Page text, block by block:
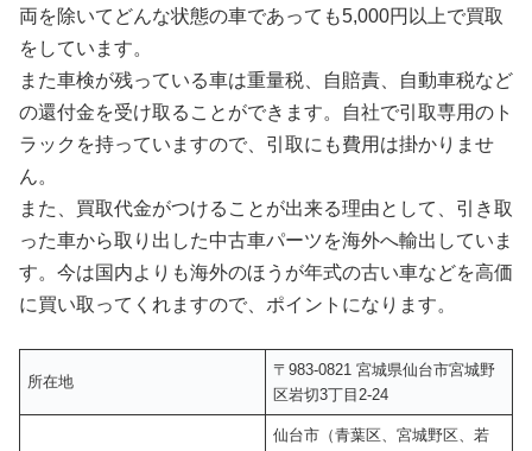
両を除いてどんな状態の車であっても5,000円以上で買取
をしています。
また車検が残っている車は重量税、自賠責、自動車税など
の還付金を受け取ることができます。自社で引取専用のト
ラックを持っていますので、引取にも費用は掛かりませ
ん。
また、買取代金がつけることが出来る理由として、引き取
った車から取り出した中古車パーツを海外へ輸出していま
す。今は国内よりも海外のほうが年式の古い車などを高価
に買い取ってくれますので、ポイントになります。
所在地
〒983-0821 宮城県仙台市宮城野
区岩切3丁目2-24
仙台市（青葉区、宮城野区、若